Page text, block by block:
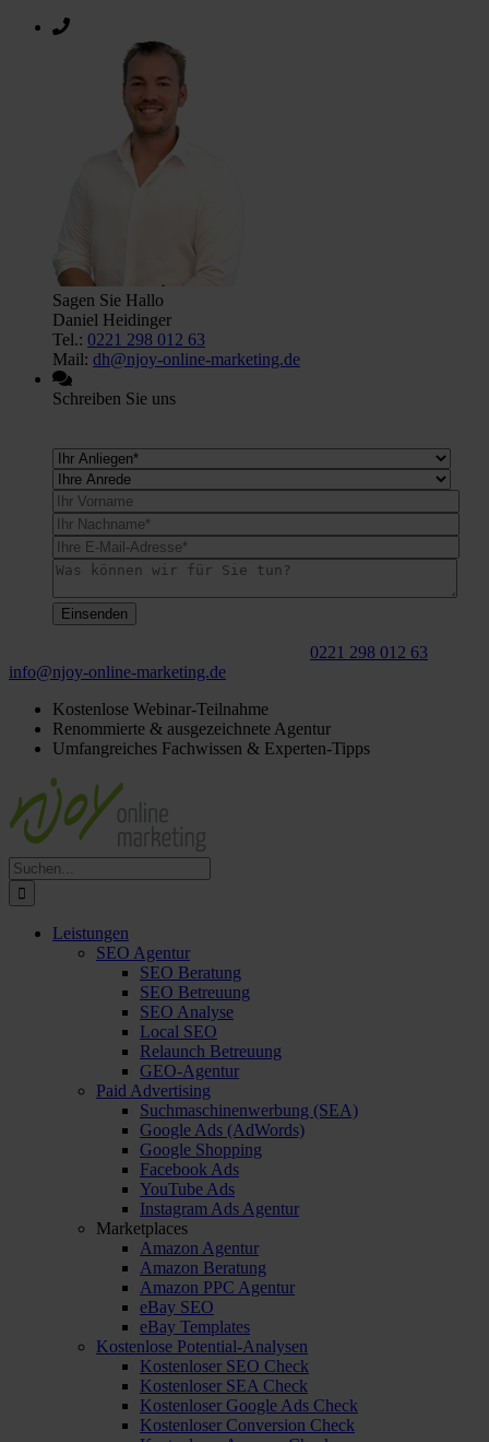
Sagen Sie Hallo
Daniel Heidinger
Tel.: 0221 298 012 63
Mail: dh@njoy-online-marketing.de
Schreiben Sie uns
0221 298 012 63
info@njoy‑online‑marketing.de
Kostenlose Webinar-Teilnahme
Renommierte & ausgezeichnete Agentur
Umfangreiches Fachwissen & Experten-Tipps
Suche
nach:
Leistungen
SEO Agentur
SEO Beratung
SEO Betreuung
SEO Analyse
Local SEO
Relaunch Betreuung
GEO-Agentur
Paid Advertising
Suchmaschinenwerbung (SEA)
Google Ads (AdWords)
Google Shopping
Facebook Ads
YouTube Ads
Instagram Ads Agentur
Marketplaces
Amazon Agentur
Amazon Beratung
Amazon PPC Agentur
eBay SEO
eBay Templates
Kostenlose Potential-Analysen
Kostenloser SEO Check
Kostenloser SEA Check
Kostenloser Google Ads Check
Kostenloser Conversion Check